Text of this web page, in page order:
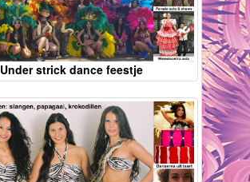
Under strick dance feestje